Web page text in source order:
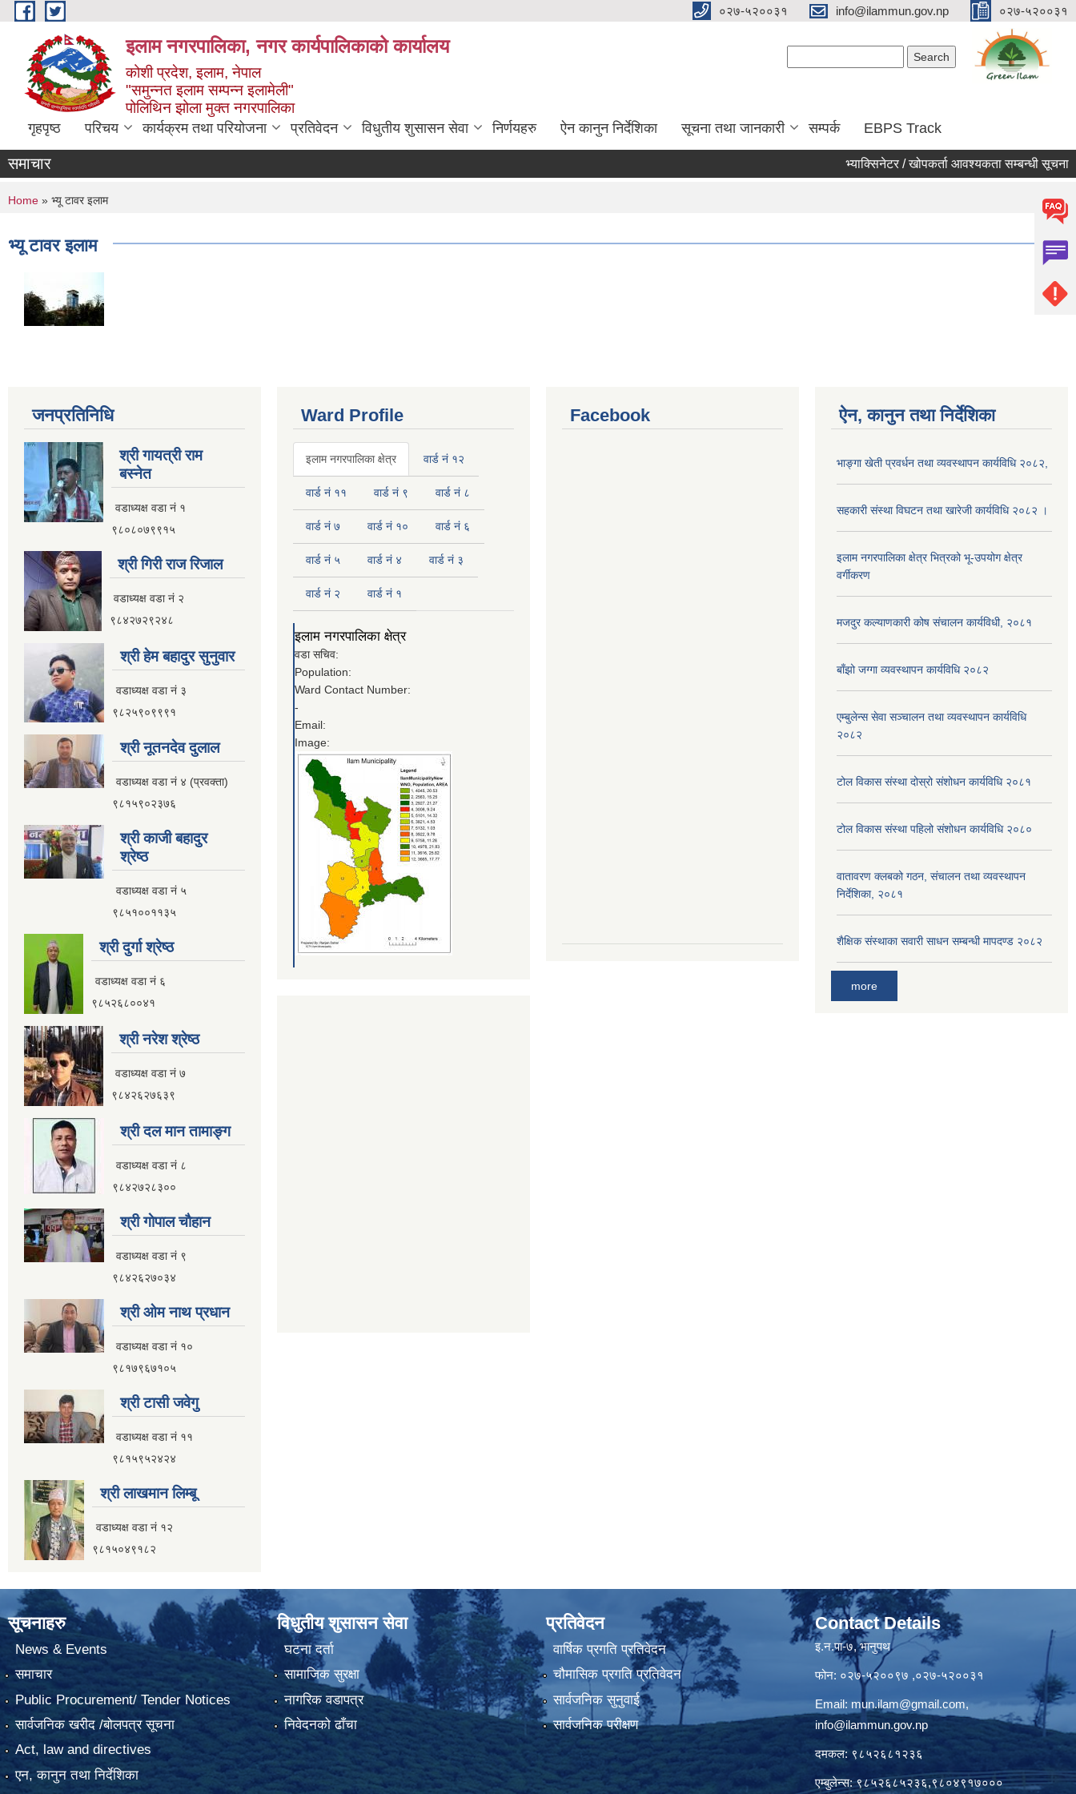
Skip to main content ०२७-५२००३१ info@ilammun.gov.np ०२७-५२००३१
इलाम नगरपालिका, नगर कार्यपालिकाको कार्यालय
कोशी प्रदेश, इलाम, नेपाल
"समुन्नत इलाम सम्पन्न इलामेली"
पोलिथिन झोला मुक्त नगरपालिका
गृहपृष्ठ परिचय कार्यक्रम तथा परियोजना प्रतिवेदन विधुतीय शुसासन सेवा निर्णयहरु ऐन कानुन निर्देशिका सूचना तथा जानकारी सम्पर्क EBPS Track
समाचार भ्याक्सिनेटर / खोपकर्ता आवश्यकता सम्बन्धी सूचना ।
You are here
Home » भ्यू टावर इलाम
भ्यू टावर इलाम
जनप्रतिनिधि
श्री गायत्री राम
बस्नेत
वडाध्यक्ष वडा न‌ं १
९८०८०७९९१५
श्री गिरी राज रिजाल
वडाध्यक्ष वडा नं २
९८४२७२९२४८
श्री हेम बहादुर सुनुवार
वडाध्यक्ष वडा नं ३
९८२५९०९९९१
श्री नूतनदेव दुलाल
वडाध्यक्ष वडा नं ४ (प्रवक्ता)
९८१५९०२३७६
श्री काजी बहादुर
श्रेष्ठ
वडाध्यक्ष वडा नं ५
९८५१००११३५
श्री दुर्गा श्रेष्ठ
वडाध्यक्ष वडा नं ६
९८५२६८००४१
श्री नरेश श्रेष्ठ
वडाध्यक्ष वडा नं ७
९८४२६२७६३९
श्री दल मान तामाङ्ग
वडाध्यक्ष वडा नं ८
९८४२७२८३००
श्री गाेपाल चाैहान
वडाध्यक्ष वडा नं ९
९८४२६२७०३४
श्री ओम नाथ प्रधान
वडाध्यक्ष वडा नं १०
९८१७९६७१०५
श्री टासी जवेगु
वडाध्यक्ष वडा नं ११
९८१५९५२४२४
श्री लाखमान लिम्बू
वडाध्यक्ष वडा नं १२
९८१५०४९१८२
Ward Profile
इलाम नगरपालिका क्षेत्र वार्ड नं १२
वार्ड नं ११ वार्ड नं ९ वार्ड नं ८
वार्ड नं ७ वार्ड नं १० वार्ड नं ६
वार्ड नं ५ वार्ड नं ४ वार्ड नं ३
वार्ड नं २ वार्ड नं १
इलाम नगरपालिका क्षेत्र
वडा सचिव:
Population:
Ward Contact Number:
-
Email:
Image:
Facebook ऐन, कानुन तथा निर्देशिका
भाङ्गा खेती प्रवर्धन तथा व्यवस्थापन कार्यविधि २०८२,
सहकारी संस्था विघटन तथा खारेजी कार्यविधि २०८२ ।
इलाम नगरपालिका क्षेत्र भित्रको भू-उपयोग क्षेत्र
वर्गीकरण
मजदुर कल्याणकारी कोष संचालन कार्यविधी, २०८१
बाँझो जग्गा व्यवस्थापन कार्यविधि २०८२
एम्बुलेन्स सेवा सञ्चालन तथा व्यवस्थापन कार्यविधि
२०८२
टोल विकास संस्था दोस्रो संशोधन कार्यविधि २०८१
टोल विकास संस्था पहिलो संशोधन कार्यविधि २०८०
वातावरण क्लबको गठन, संचालन तथा व्यवस्थापन
निर्देशिका, २०८१
शैक्षिक संस्थाका सवारी साधन सम्बन्धी मापदण्ड २०८२
more
सूचनाहरु
News & Events
समाचार
Public Procurement/ Tender Notices
सार्वजनिक खरीद /बोलपत्र सूचना
Act, law and directives
एन, कानुन तथा निर्देशिका
विधुतीय शुसासन सेवा
घटना दर्ता
सामाजिक सुरक्षा
नागरिक वडापत्र
निवेदनको ढाँचा
प्रतिवेदन
वार्षिक प्रगति प्रतिवेदन
चौमासिक प्रगति प्रतिवेदन
सार्वजनिक सुनुवाई
सार्वजनिक परीक्षण
Contact Details
इ.न.पा-७, भानुपथ
फोन: ०२७-५२००९७ ,०२७-५२००३१
Email: mun.ilam@gmail.com,
info@ilammun.gov.np
दमकल: ९८५२६८१२३६
एम्बुलेन्स: ९८५२६८५२३६,९८०४९१७०००